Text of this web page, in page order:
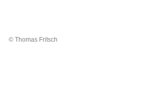
© Thomas Fritsch